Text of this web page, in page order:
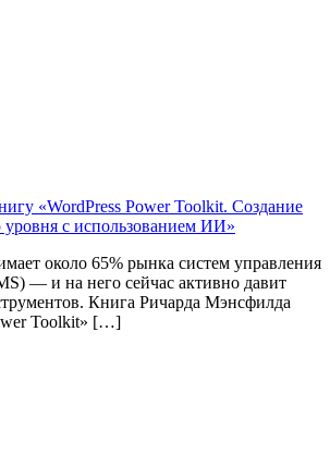
«WordPress Power Toolkit. Создание
уровня с использованием ИИ»
около 65% рынка систем управления
— и на него сейчас активно давит
Книга Ричарда Мэнсфилда
Toolkit» […]